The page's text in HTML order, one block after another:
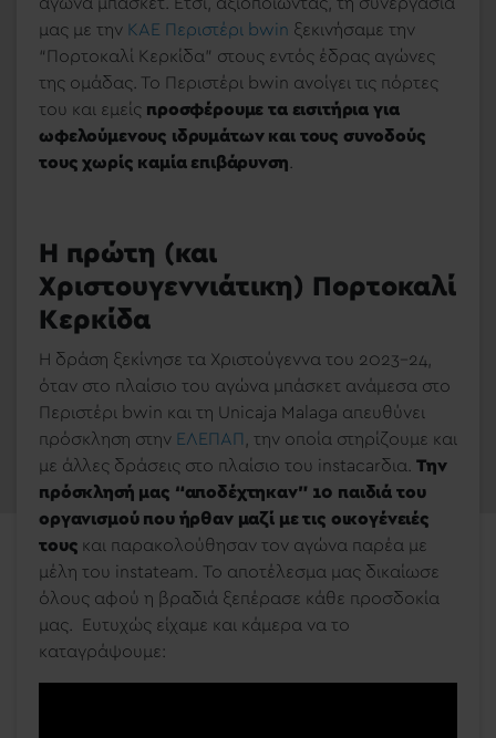
αγώνα μπάσκετ. Έτσι, αξιοποιώντας, τη συνεργασία
μας με την ΚΑΕ Περιστέρι bwin ξεκινήσαμε την
“Πορτοκαλί Κερκίδα” στους εντός έδρας αγώνες
της ομάδας. Το Περιστέρι bwin ανοίγει τις πόρτες
του και εμείς προσφέρουμε τα εισιτήρια για
ωφελούμενους ιδρυμάτων και τους συνοδούς
τους χωρίς καμία επιβάρυνση.
Η πρώτη (και
Χριστουγεννιάτικη) Πορτοκαλί
Κερκίδα
Η δράση ξεκίνησε τα Χριστούγεννα του 2023-24,
όταν στο πλαίσιο του αγώνα μπάσκετ ανάμεσα στο
Περιστέρι bwin και τη Unicaja Malaga απευθύνει
πρόσκληση στην ΕΛΕΠΑΠ , την οποία στηρίζουμε και
με άλλες δράσεις στο πλαίσιο του instacarδια. Την
πρόσκλησή μας “αποδέχτηκαν” 10 παιδιά του
οργανισμού που ήρθαν μαζί με τις οικογένειές
τους και παρακολούθησαν τον αγώνα παρέα με
μέλη του instateam. Το αποτέλεσμα μας δικαίωσε
όλους αφού η βραδιά ξεπέρασε κάθε προσδοκία
μας. Ευτυχώς είχαμε και κάμερα να το
καταγράψουμε: